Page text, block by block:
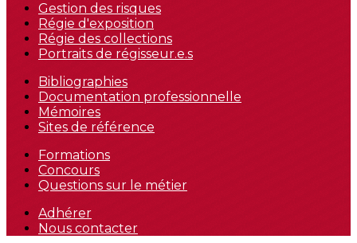
Gestion des risques
Régie d'exposition
Régie des collections
Portraits de régisseur.e.s
Bibliographies
Documentation professionnelle
Mémoires
Sites de référence
Formations
Concours
Questions sur le métier
Adhérer
Nous contacter